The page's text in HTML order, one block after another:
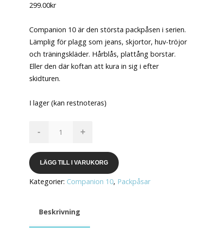
299.00kr
Companion 10 är den största packpåsen i serien.
Lämplig för plagg som jeans, skjortor, huv-tröjor
och träningskläder. Hårblås, plattång borstar.
Eller den där koftan att kura in sig i efter
skidturen.
I lager (kan restnoteras)
Dark
Shadow
mängd
- +
LÄGG TILL I VARUKORG
Kategorier: Companion 10, Packpåsar
Beskrivning